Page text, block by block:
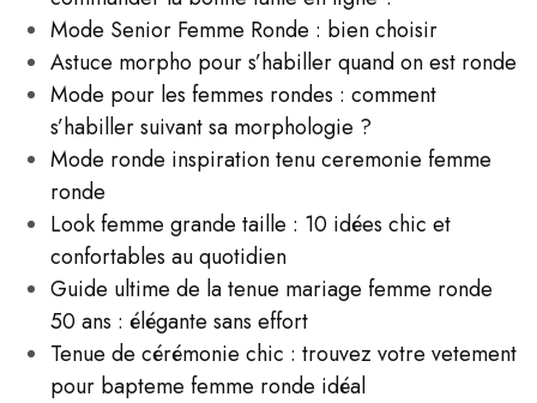
Mode Senior Femme Ronde : bien choisir
Astuce morpho pour s’habiller quand on est ronde
Mode pour les femmes rondes : comment
s’habiller suivant sa morphologie ?
Mode ronde inspiration tenu ceremonie femme
ronde
Look femme grande taille : 10 idées chic et
confortables au quotidien
Guide ultime de la tenue mariage femme ronde
50 ans : élégante sans effort
Tenue de cérémonie chic : trouvez votre vetement
pour bapteme femme ronde idéal